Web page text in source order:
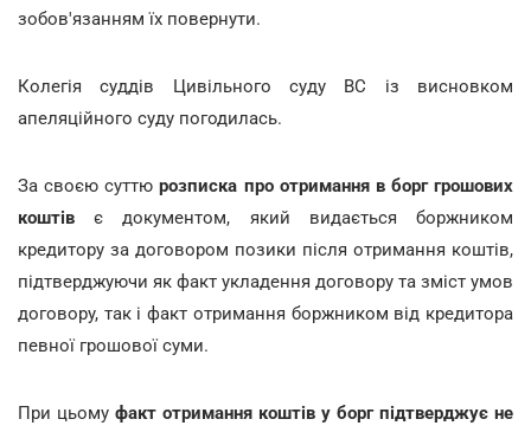
зобов'язанням їх повернути.
Колегія суддів Цивільного суду ВС із висновком
апеляційного суду погодилась.
За своєю суттюрозписка про отримання в борг грошових
коштів є документом, який видається боржником
кредитору за договором позики після отримання коштів,
підтверджуючи як факт укладення договору та зміст умов
договору, так і факт отримання боржником від кредитора
певної грошової суми.
При цьому факт отримання коштів у борг підтверджує не